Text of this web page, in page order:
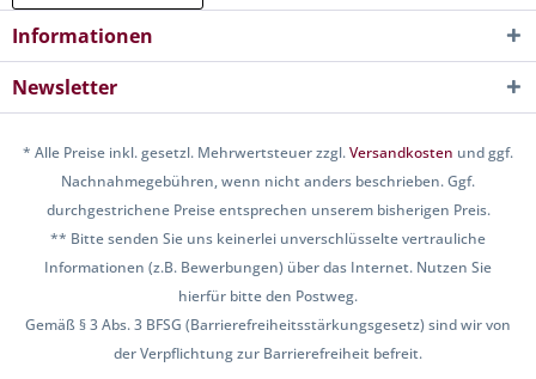
Informationen
Newsletter
* Alle Preise inkl. gesetzl. Mehrwertsteuer zzgl.Versandkosten und ggf.
Nachnahmegebühren, wenn nicht anders beschrieben. Ggf.
durchgestrichene Preise entsprechen unserem bisherigen Preis.
** Bitte senden Sie uns keinerlei unverschlüsselte vertrauliche
Informationen (z.B. Bewerbungen) über das Internet. Nutzen Sie
hierfür bitte den Postweg.
Gemäß § 3 Abs. 3 BFSG (Barrierefreiheitsstärkungsgesetz) sind wir von
der Verpflichtung zur Barrierefreiheit befreit.